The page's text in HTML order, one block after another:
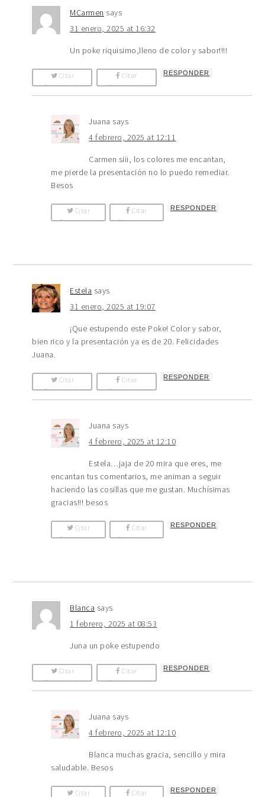
MCarmen says
31 enero, 2025 at 16:32
Un poke riquisimo,lleno de color y sabor!!!!
Citar
Comentario
Citar
Comentario
RESPONDER
Juana says
4 febrero, 2025 at 12:11
Carmen siii, los colores me encantan,
me pierde la presentación no lo puedo remediar.
Besos
Citar
Comentario
Citar
Comentario
RESPONDER
Estela says
31 enero, 2025 at 19:07
¡Que estupendo este Poke! Color y sabor,
bien rico y la presentación ya es de 20. Felicidades
Juana.
Citar
Comentario
Citar
Comentario
RESPONDER
Juana says
4 febrero, 2025 at 12:10
Estela…jaja de 20 mira que eres, me
encantan tus comentarios, me animan a seguir
haciendo las cosillas que me gustan. Muchísimas
gracias!!! besos
Citar
Comentario
Citar
Comentario
RESPONDER
Blanca says
1 febrero, 2025 at 08:53
Juna un poke estupendo
Citar
Comentario
Citar
Comentario
RESPONDER
Juana says
4 febrero, 2025 at 12:10
Blanca muchas gracia, sencillo y mira
saludable. Besos
Citar Citar RESPONDER